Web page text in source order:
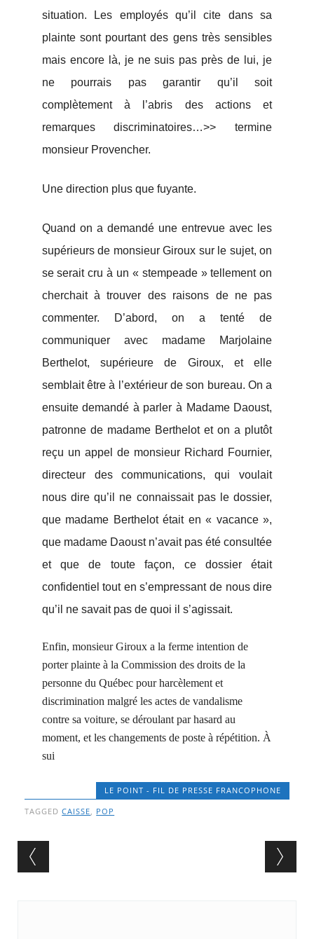
situation. Les employés qu’il cite dans sa
plainte sont pourtant des gens très sensibles
mais encore là, je ne suis pas près de lui, je
ne pourrais pas garantir qu’il soit
complètement à l’abris des actions et
remarques discriminatoires…>> termine
monsieur Provencher.
Une direction plus que fuyante.
Quand on a demandé une entrevue avec les
supérieurs de monsieur Giroux sur le sujet, on
se serait cru à un « stempeade » tellement on
cherchait à trouver des raisons de ne pas
commenter. D’abord, on a tenté de
communiquer avec madame Marjolaine
Berthelot, supérieure de Giroux, et elle
semblait être à l’extérieur de son bureau. On a
ensuite demandé à parler à Madame Daoust,
patronne de madame Berthelot et on a plutôt
reçu un appel de monsieur Richard Fournier,
directeur des communications, qui voulait
nous dire qu’il ne connaissait pas le dossier,
que madame Berthelot était en « vacance »,
que madame Daoust n’avait pas été consultée
et que de toute façon, ce dossier était
confidentiel tout en s’empressant de nous dire
qu’il ne savait pas de quoi il s’agissait.
Enfin, monsieur Giroux a la ferme intention de
porter plainte à la Commission des droits de la
personne du Québec pour harcèlement et
discrimination malgré les actes de vandalisme
contre sa voiture, se déroulant par hasard au
moment, et les changements de poste à répétition. À
sui
LE POINT - FIL DE PRESSE FRANCOPHONE
TAGGEDCAISSE, POP
Post navigation